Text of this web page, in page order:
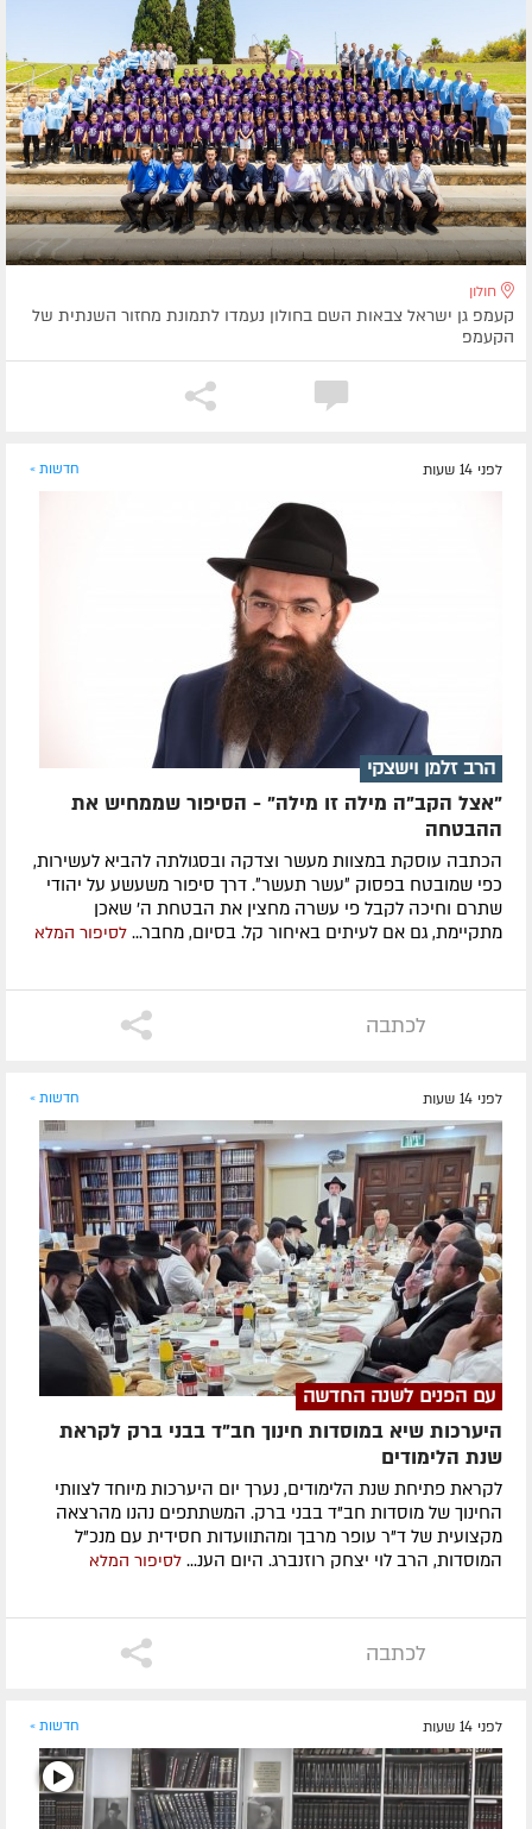
חולון
קעמפ גן ישראל צבאות השם בחולון נעמדו לתמונת מחזור השנתית של
הקעמפ
לפני 14 שעות חדשות »
הרב זלמן וישצקי
"אצל הקב"ה מילה זו מילה" - הסיפור שממחיש את
ההבטחה
הכתבה עוסקת במצוות מעשר וצדקה ובסגולתה להביא לעשירות,
כפי שמובטח בפסוק ״עשר תעשר״. דרך סיפור משעשע על יהודי
שתרם וחיכה לקבל פי עשרה מחצין את הבטחת ה' שאכן
מתקיימת, גם אם לעיתים באיחור קל. בסיום, מחבר... לסיפור המלא
לכתבה
לפני 14 שעות חדשות »
עם הפנים לשנה החדשה
היערכות שיא במוסדות חינוך חב"ד בבני ברק לקראת
שנת הלימודים
לקראת פתיחת שנת הלימודים, נערך יום היערכות מיוחד לצוותי
החינוך של מוסדות חב"ד בבני ברק. המשתתפים נהנו מהרצאה
מקצועית של ד"ר עופר מרבך ומהתוועדות חסידית עם מנכ"ל
המוסדות, הרב לוי יצחק רוזנברג. היום הענ... לסיפור המלא
לכתבה
לפני 14 שעות חדשות »